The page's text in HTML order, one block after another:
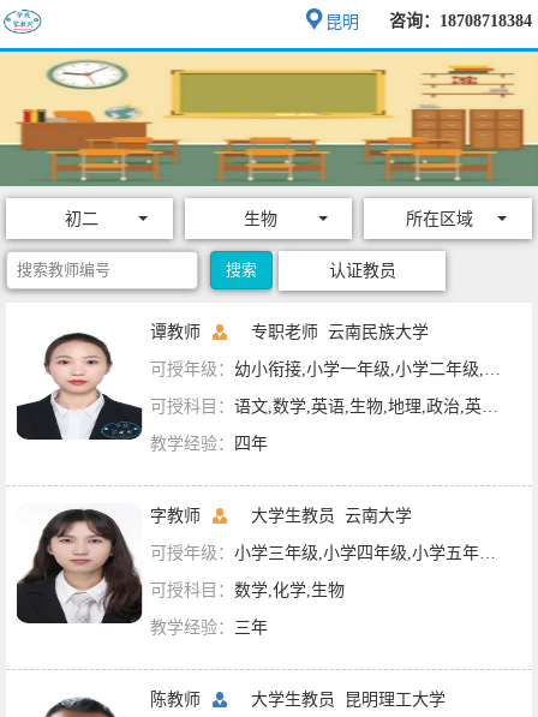
咨询：18708718384
昆明
初二 生物 所在区域
认证教员
谭教师 专职老师 云南民族大学
可授年级： 幼小衔接,小学一年级,小学二年级,小学三年级,小学四年级,小学五年级,小学六年级,初一,初二,初三
可授科目： 语文,数学,英语,生物,地理,政治,英语六级,英语四级
教学经验： 四年
字教师 大学生教员 云南大学
可授年级： 小学三年级,小学四年级,小学五年级,小学六年级,初一,初二,初三,高一,高二,高三,英语四六级
可授科目： 数学,化学,生物
教学经验： 三年
陈教师 大学生教员 昆明理工大学